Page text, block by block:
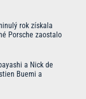
rok získala
Porsche zaostalo
a Nick de
Buemi a